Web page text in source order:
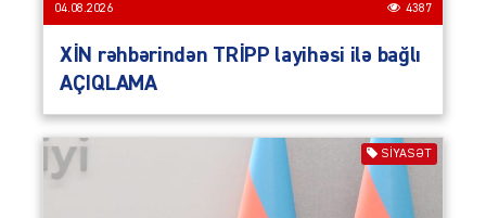
04.08.2026 4387
XİN rəhbərindən TRİPP layihəsi ilə bağlı
AÇIQLAMA
SIYASƏT